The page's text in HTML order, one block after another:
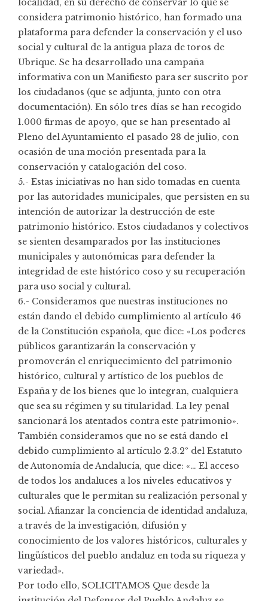
considera patrimonio histórico, han formado una
plataforma para defender la conservación y el uso
social y cultural de la antigua plaza de toros de
Ubrique. Se ha desarrollado una campaña
informativa con un Manifiesto para ser suscrito por
los ciudadanos (que se adjunta, junto con otra
documentación). En sólo tres días se han recogido
1.000 firmas de apoyo, que se han presentado al
Pleno del Ayuntamiento el pasado 28 de julio, con
ocasión de una moción presentada para la
conservación y catalogación del coso.
5.- Estas iniciativas no han sido tomadas en cuenta
por las autoridades municipales, que persisten en su
intención de autorizar la destrucción de este
patrimonio histórico. Estos ciudadanos y colectivos
se sienten desamparados por las instituciones
municipales y autonómicas para defender la
integridad de este histórico coso y su recuperación
para uso social y cultural.
6.- Consideramos que nuestras instituciones no
están dando el debido cumplimiento al artículo 46
de la Constitución española, que dice: «Los poderes
públicos garantizarán la conservación y
promoverán el enriquecimiento del patrimonio
histórico, cultural y artístico de los pueblos de
España y de los bienes que lo integran, cualquiera
que sea su régimen y su titularidad. La ley penal
sancionará los atentados contra este patrimonio».
También consideramos que no se está dando el
debido cumplimiento al artículo 2.3.2º del Estatuto
de Autonomía de Andalucía, que dice: «… El acceso
de todos los andaluces a los niveles educativos y
culturales que le permitan su realización personal y
social. Afianzar la conciencia de identidad andaluza,
a través de la investigación, difusión y
conocimiento de los valores históricos, culturales y
lingüísticos del pueblo andaluz en toda su riqueza y
variedad».
Por todo ello, SOLICITAMOS Que desde la